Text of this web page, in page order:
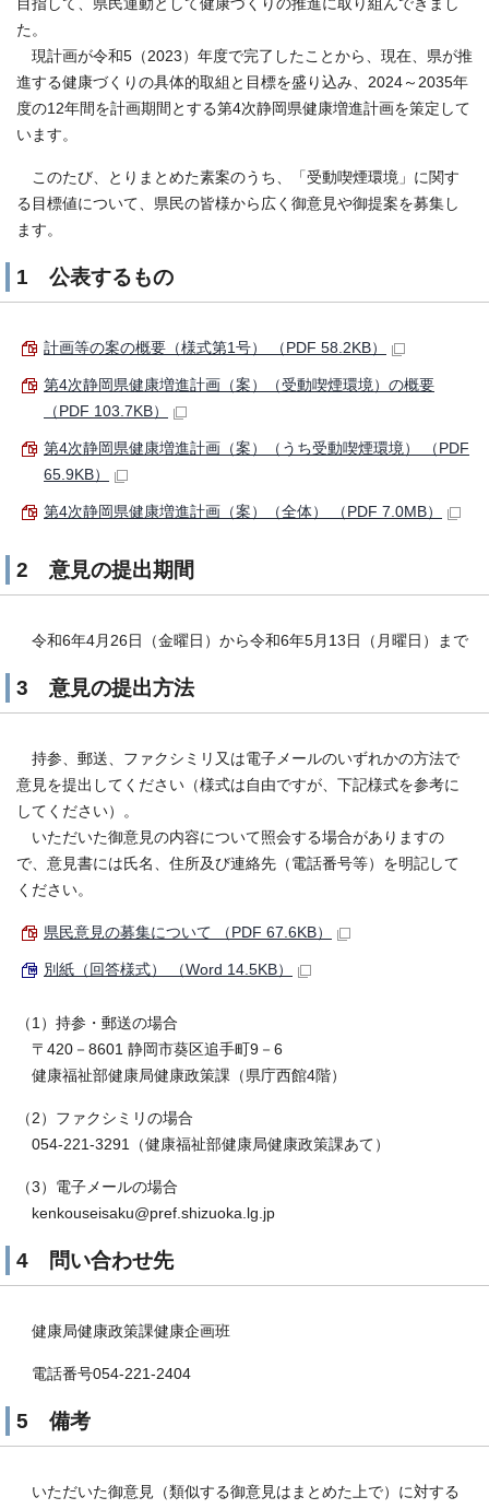
目指して、県民運動として健康づくりの推進に取り組んできまし
た。
現計画が令和5（2023）年度で完了したことから、現在、県が推
進する健康づくりの具体的取組と目標を盛り込み、2024～2035年
度の12年間を計画期間とする第4次静岡県健康増進計画を策定して
います。
このたび、とりまとめた素案のうち、「受動喫煙環境」に関す
る目標値について、県民の皆様から広く御意見や御提案を募集し
ます。
1 公表するもの
計画等の案の概要（様式第1号） （PDF 58.2KB）
第4次静岡県健康増進計画（案）（受動喫煙環境）の概要
（PDF 103.7KB）
第4次静岡県健康増進計画（案）（うち受動喫煙環境） （PDF
65.9KB）
第4次静岡県健康増進計画（案）（全体） （PDF 7.0MB）
2 意見の提出期間
令和6年4月26日（金曜日）から令和6年5月13日（月曜日）まで
3 意見の提出方法
持参、郵送、ファクシミリ又は電子メールのいずれかの方法で
意見を提出してください（様式は自由ですが、下記様式を参考に
してください）。
いただいた御意見の内容について照会する場合がありますの
で、意見書には氏名、住所及び連絡先（電話番号等）を明記して
ください。
県民意見の募集について （PDF 67.6KB）
別紙（回答様式） （Word 14.5KB）
（1）持参・郵送の場合
〒420－8601 静岡市葵区追手町9－6
健康福祉部健康局健康政策課（県庁西館4階）
（2）ファクシミリの場合
054-221-3291（健康福祉部健康局健康政策課あて）
（3）電子メールの場合
kenkouseisaku@pref.shizuoka.lg.jp
4 問い合わせ先
健康局健康政策課健康企画班
電話番号054-221-2404
5 備考
いただいた御意見（類似する御意見はまとめた上で）に対する